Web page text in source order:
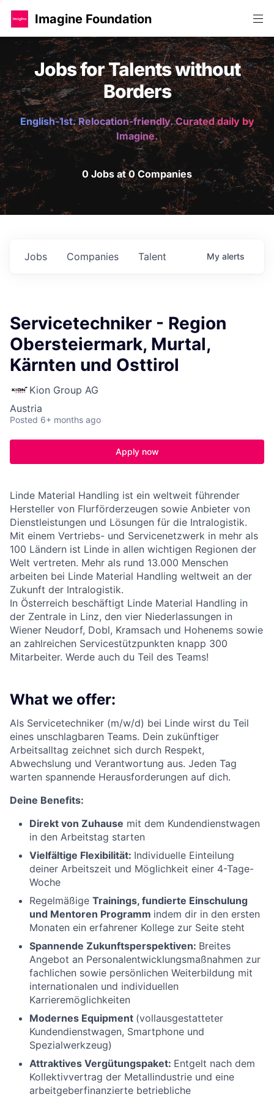
Imagine Foundation
Jobs for Talents without
Borders
English-1st. Relocation-friendly. Curated daily by
Imagine.
0 Jobs at 0 Companies
Jobs Companies Talent My alerts
Servicetechniker - Region
Obersteiermark, Murtal,
Kärnten und Osttirol
Kion Group AG
Austria
Posted 6+ months ago
Apply now
Linde Material Handling ist ein weltweit führender
Hersteller von Flurförderzeugen sowie Anbieter von
Dienstleistungen und Lösungen für die Intralogistik.
Mit einem Vertriebs- und Servicenetzwerk in mehr als
100 Ländern ist Linde in allen wichtigen Regionen der
Welt vertreten. Mehr als rund 13.000 Menschen
arbeiten bei Linde Material Handling weltweit an der
Zukunft der Intralogistik.
In Österreich beschäftigt Linde Material Handling in
der Zentrale in Linz, den vier Niederlassungen in
Wiener Neudorf, Dobl, Kramsach und Hohenems sowie
an zahlreichen Servicestützpunkten knapp 300
Mitarbeiter. Werde auch du Teil des Teams!
What we offer:
Als Servicetechniker (m/w/d) bei Linde wirst du Teil
eines unschlagbaren Teams. Dein zukünftiger
Arbeitsalltag zeichnet sich durch Respekt,
Abwechslung und Verantwortung aus. Jeden Tag
warten spannende Herausforderungen auf dich.
Deine Benefits:
Direkt von Zuhause mit dem Kundendienstwagen
in den Arbeitstag starten
Vielfältige Flexibilität: Individuelle Einteilung
deiner Arbeitszeit und Möglichkeit einer 4-Tage-
Woche
Regelmäßige Trainings, fundierte Einschulung
und Mentoren Programm indem dir in den ersten
Monaten ein erfahrener Kollege zur Seite steht
Spannende Zukunftsperspektiven: Breites
Angebot an Personalentwicklungsmaßnahmen zur
fachlichen sowie persönlichen Weiterbildung mit
internationalen und individuellen
Karrieremöglichkeiten
Modernes Equipment (vollausgestatteter
Kundendienstwagen, Smartphone und
Spezialwerkzeug)
Attraktives Vergütungspaket: Entgelt nach dem
Kollektivvertrag der Metallindustrie und eine
arbeitgeberfinanzierte betriebliche